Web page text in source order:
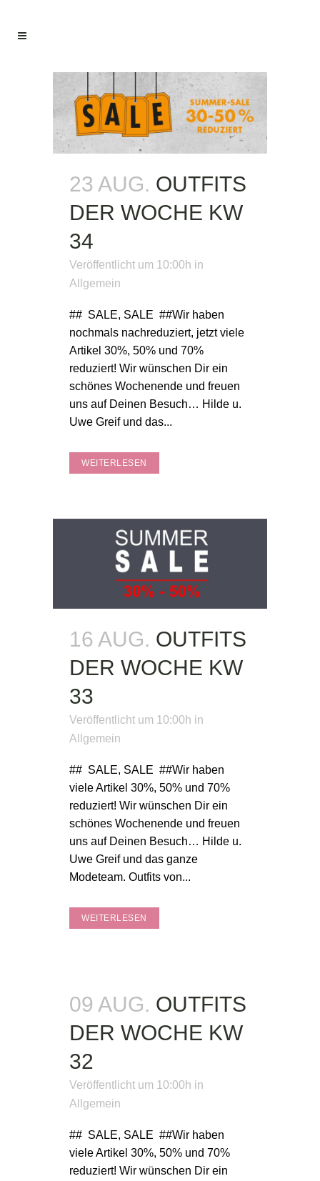
23 AUG. OUTFITS
DER WOCHE KW
34
Veröffentlicht um 10:00h in
Allgemein
## SALE, SALE ##Wir haben
nochmals nachreduziert, jetzt viele
Artikel 30%, 50% und 70%
reduziert! Wir wünschen Dir ein
schönes Wochenende und freuen
uns auf Deinen Besuch… Hilde u.
Uwe Greif und das...
WEITERLESEN
16 AUG. OUTFITS
DER WOCHE KW
33
Veröffentlicht um 10:00h in
Allgemein
## SALE, SALE ##Wir haben
viele Artikel 30%, 50% und 70%
reduziert! Wir wünschen Dir ein
schönes Wochenende und freuen
uns auf Deinen Besuch… Hilde u.
Uwe Greif und das ganze
Modeteam. Outfits von...
WEITERLESEN
09 AUG. OUTFITS
DER WOCHE KW
32
Veröffentlicht um 10:00h in
Allgemein
## SALE, SALE ##Wir haben
viele Artikel 30%, 50% und 70%
reduziert! Wir wünschen Dir ein